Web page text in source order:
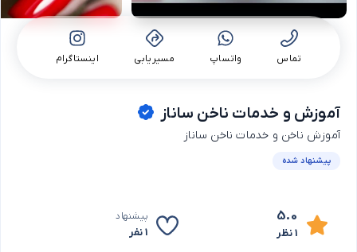
تماس واتساپ مسیریابی اینستاگرام
آموزش و خدمات ناخن ساناز
آموزش ناخن و خدمات ناخن ساناز
پیشنهاد شده
5.0
1 نظر
پیشنهاد
1 نفر